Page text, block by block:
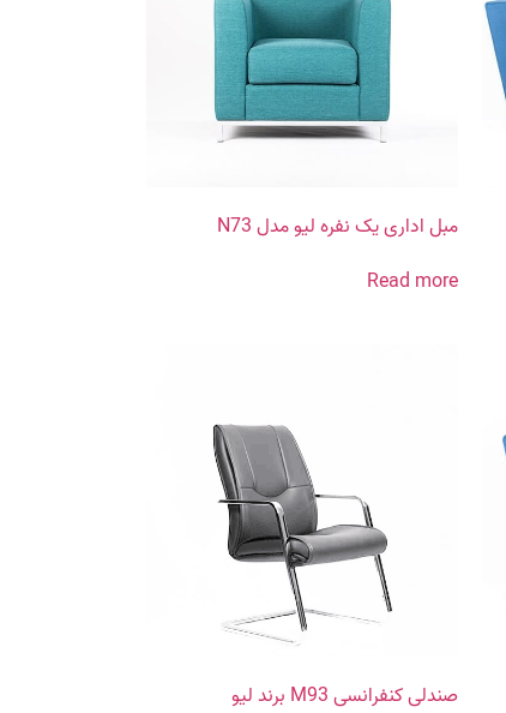
مبل اداری یک نفره لیو مدل N73
Read more
صندلی کنفرانسی M93 برند لیو